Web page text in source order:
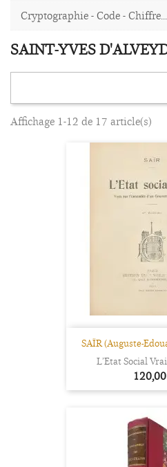
Cryptographie - Code - Chiffre...
SAINT-YVES
Affichage 1-12 de 17 article(s)
SAÏR (Auguste-
L’Etat Social
Prix